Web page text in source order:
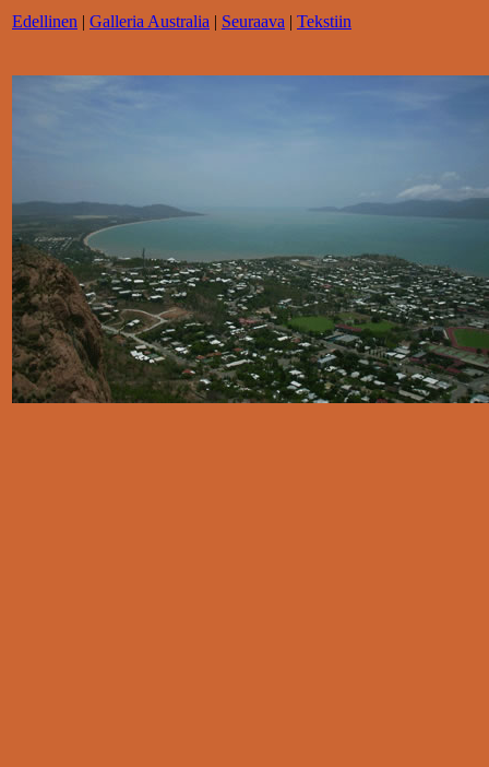
Edellinen | Galleria Australia | Seuraava | Tekstiin